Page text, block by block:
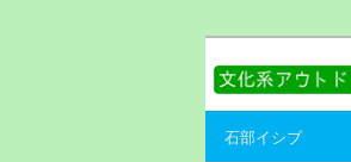
あ
書を
Main menu
Skip to primary
Skip to
石部イシブ